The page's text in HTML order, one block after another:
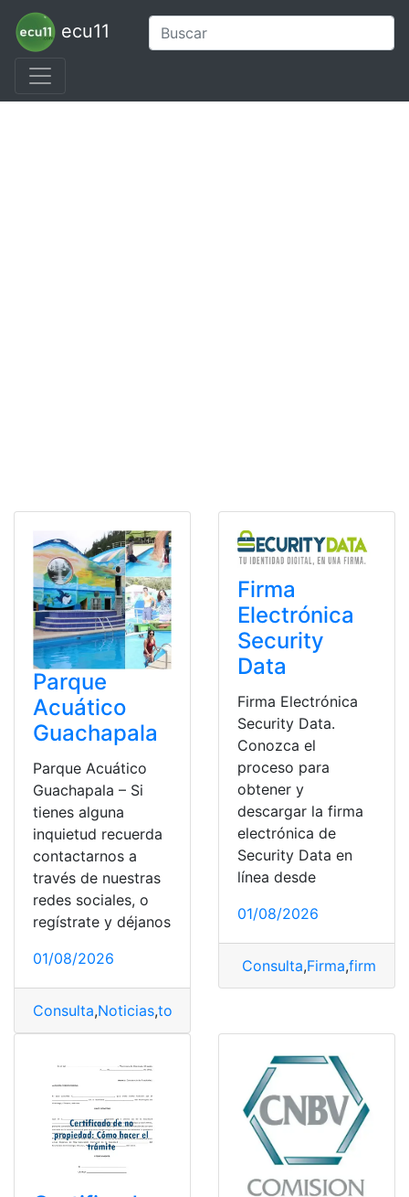
ecu11
Parque
Acuático
Guachapala
Parque Acuático
Guachapala – Si
tienes alguna
inquietud recuerda
contactarnos a
través de nuestras
redes sociales, o
regístrate y déjanos
01/08/2026
Consulta,Noticias,top2
Firma
Electrónica
Security
Data
Firma Electrónica
Security Data.
Conozca el
proceso para
obtener y
descargar la firma
electrónica de
Security Data en
línea desde
01/08/2026
Consulta,Firma,firma